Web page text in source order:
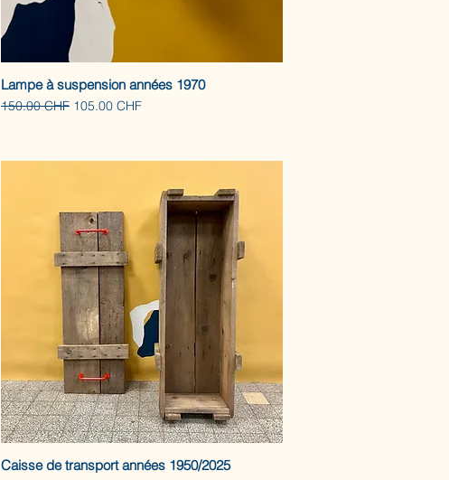
Lampe à suspension années 1970
Prix original
150.00 CHF Prix promotionnel
105.00 CHF
Caisse de transport années 1950/2025